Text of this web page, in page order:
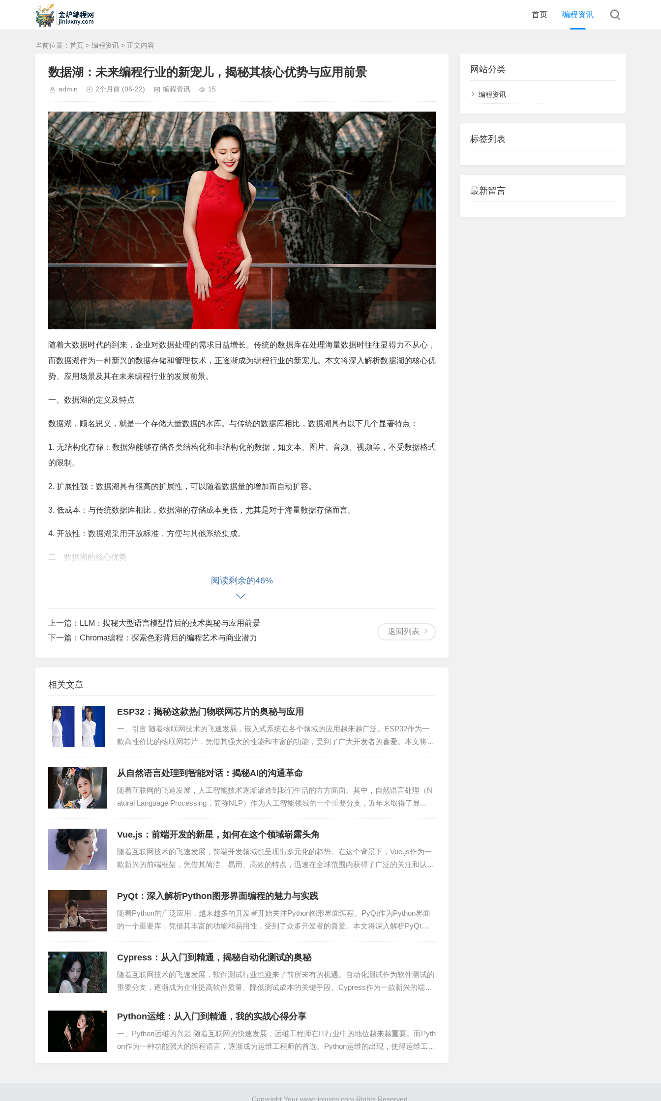
首页 编程资讯
当前位置： 首页 > 编程资讯 > 正文内容
数据湖：未来编程行业的新宠儿，揭秘其核心优势与应用前景
admin 2个月前 (06-22) 编程资讯 15
随着大数据时代的到来，企业对数据处理的需求日益增长。传统的数据库在处理海量数据时往往显得力不从心，
而数据湖作为一种新兴的数据存储和管理技术，正逐渐成为编程行业的新宠儿。本文将深入解析数据湖的核心优
势、应用场景及其在未来编程行业的发展前景。
一、数据湖的定义及特点
数据湖，顾名思义，就是一个存储大量数据的水库。与传统的数据库相比，数据湖具有以下几个显著特点：
1. 无结构化存储：数据湖能够存储各类结构化和非结构化的数据，如文本、图片、音频、视频等，不受数据格式
的限制。
2. 扩展性强：数据湖具有很高的扩展性，可以随着数据量的增加而自动扩容。
3. 低成本：与传统数据库相比，数据湖的存储成本更低，尤其是对于海量数据存储而言。
4. 开放性：数据湖采用开放标准，方便与其他系统集成。
二、数据湖的核心优势
1. 高效的数据处理能力：数据湖支持分布式计算框架，如Hadoop、Spark等，能够实现大规模数据的高效处理。
理需求。
3. 良好的兼容性：数据湖支持多种编程语言和工具，方便开发者进行数据处理和分析。
5. 灵活的数据访问：数据湖提供多种访问方式，如REST API、命令行工具等，方便用户进行数据访问和操作。
三、数据湖的应用场景
1. 电商平台：电商平台可以利用数据湖对海量商品数据、用户行为数据进行深度分析，优化推荐算法，提升用户
2. 金融行业：金融行业可以利用数据湖对交易数据、客户信息进行实时分析，实现精准营销和风险控制。
3. 物联网：物联网设备产生的海量数据可以通过数据湖进行集中存储和处理，实现智能化的设备管理。
5. 人工智能：人工智能领域需要大量的训练数据，数据湖可以为人工智能模型提供充足的训练数据资源。
四、数据湖在未来编程行业的发展前景
1. 技术发展趋势：随着大数据、云计算、人工智能等技术的不断发展，数据湖在编程行业将具有更广阔的应用前
景。
3. 行业竞争：随着数据湖技术的不断成熟，国内外各大厂商将纷纷布局该领域，竞争将日益激烈。
4. 政策支持：我国政府高度重视大数据产业发展，出台了一系列政策支持数据湖等新兴技术的研发和应用。
的作用。编程从业者应密切关注数据湖技术的发展，提升自身技能，为数据湖在编程领域的应用贡献力量。
阅读剩余的46%
返回列表
上一篇： LLM：揭秘大型语言模型背后的技术奥秘与应用前景
下一篇： Chroma编程：探索色彩背后的编程艺术与商业潜力
相关文章
ESP32：揭秘这款热门物联网芯片的奥秘与应用
一、引言 随着物联网技术的飞速发展，嵌入式系统在各个领域的应用越来越广泛。ESP32作为一
款高性价比的物联网芯片，凭借其强大的性能和丰富的功能，受到了广大开发者的喜爱。本文将深
从自然语言处理到智能对话：揭秘AI的沟通革命
随着互联网的飞速发展，人工智能技术逐渐渗透到我们生活的方方面面。其中，自然语言处理（N
atural Language Processing，简称NLP）作为人工智能领域的一个重要分支，近年来取得了显...
Vue.js：前端开发的新星，如何在这个领域崭露头角
随着互联网技术的飞速发展，前端开发领域也呈现出多元化的趋势。在这个背景下，Vue.js作为一
款新兴的前端框架，凭借其简洁、易用、高效的特点，迅速在全球范围内获得了广泛的关注和认
PyQt：深入解析Python图形界面编程的魅力与实践
随着Python的广泛应用，越来越多的开发者开始关注Python图形界面编程。PyQt作为Python界面
的一个重要库，凭借其丰富的功能和易用性，受到了众多开发者的喜爱。本文将深入解析PyQt的
Cypress：从入门到精通，揭秘自动化测试的奥秘
随着互联网技术的飞速发展，软件测试行业也迎来了前所未有的机遇。自动化测试作为软件测试的
重要分支，逐渐成为企业提高软件质量、降低测试成本的关键手段。Cypress作为一款新兴的端到
Python运维：从入门到精通，我的实战心得分享
一、Python运维的兴起 随着互联网的快速发展，运维工程师在IT行业中的地位越来越重要。而Pyth
on作为一种功能强大的编程语言，逐渐成为运维工程师的首选。Python运维的出现，使得运维工作
网站分类
编程资讯
标签列表
最新留言
Copyright Your www.jinluxny.com Rights Reserved.